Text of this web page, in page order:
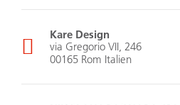
Kare Design
via Gregorio VII, 246
00165 Rom Italien